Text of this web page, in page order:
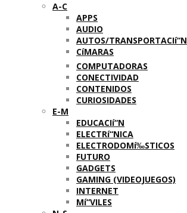
A-C
APPS
AUDIO
AUTOS/TRANSPORTACIí“N
CíMARAS
COMPUTADORAS
CONECTIVIDAD
CONTENIDOS
CURIOSIDADES
E-M
EDUCACIí“N
ELECTRí“NICA
ELECTRODOMí‰STICOS
FUTURO
GADGETS
GAMING (VIDEOJUEGOS)
INTERNET
Mí“VILES